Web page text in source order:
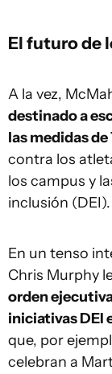
El futuro de
A la vez,
destinado a
las medidas de
contra los
los campus y
inclusión (DEI).
En un tenso
Chris Murphy
orden
iniciativas DEI
que, por
celebran a